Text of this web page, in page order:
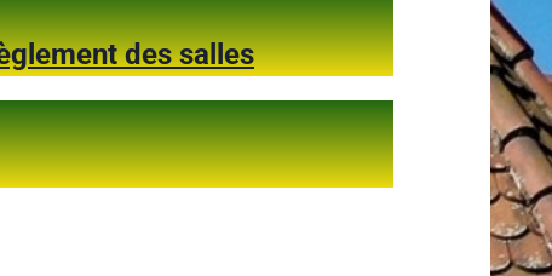
des salles